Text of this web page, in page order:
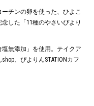
チンの卵を使った、ひよこ
した「11種のやさいぴより
無添加」を使用。テイクア
、ぴよりんSTATIONカフ